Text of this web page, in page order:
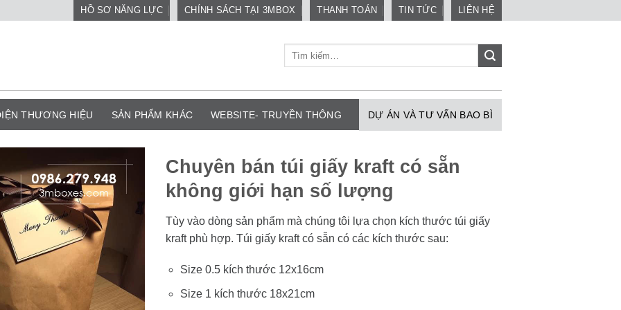
HỒ SƠ NĂNG LỰC CHÍNH SÁCH TẠI 3MBOX THANH TOÁN TIN TỨC LIÊN HỆ
THƯƠNG HIỆU SẢN PHẨM KHÁC WEBSITE- TRUYỀN THÔNG DỰ ÁN VÀ TƯ VẤN BAO BÌ
Chuyên bán túi giấy kraft có sẵn
không giới hạn số lượng
Tùy vào dòng sản phẩm mà chúng tôi lựa chọn kích thước túi giấy
kraft phù hợp. Túi giấy kraft có sẵn có các kích thước sau:
Size 0.5 kích thước 12x16cm
Size 1 kích thước 18x21cm